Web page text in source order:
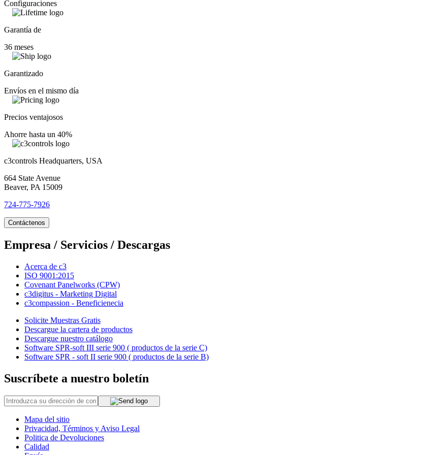
Configuraciones
Garantía de
36 meses
Garantizado
Envíos en el mismo día
Precios ventajosos
Ahorre hasta un 40%
c3controls Headquarters, USA
664 State Avenue
Beaver, PA 15009
724-775-7926
Contáctenos
Empresa / Servicios / Descargas
Acerca de c3
ISO 9001:2015
Covenant Panelworks (CPW)
c3digitus - Marketing Digital
c3compassion - Beneficienecia
Solicite Muestras Gratis
Descargue la cartera de productos
Descargue nuestro catálogo
Software SPR-soft III serie 900 ( productos de la serie C)
Software SPR - soft II serie 900 ( productos de la serie B)
Suscríbete a nuestro boletín
Mapa del sitio
Privacidad, Términos y Aviso Legal
Politica de Devoluciones
Calidad